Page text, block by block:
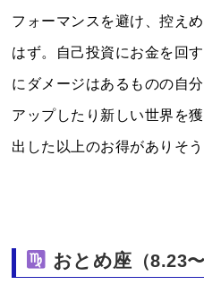
フォーマンスを避け、控え
はず。自己投資にお金を回
にダメージはあるものの自
アップしたり新しい世界を
出した以上のお得がありそう
おとめ座 （8.23